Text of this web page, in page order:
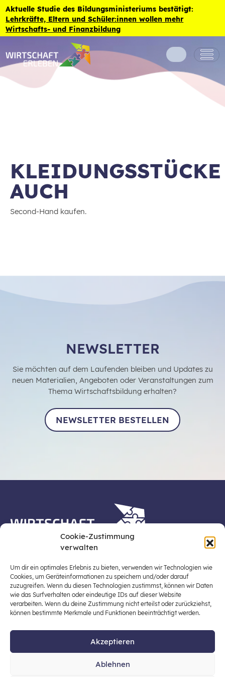
Cookie-Zustimmung
verwalten
Um dir ein optimales Erlebnis zu bieten, verwenden wir Technologien wie
Cookies, um Geräteinformationen zu speichern und/oder darauf
zuzugreifen. Wenn du diesen Technologien zustimmst, können wir Daten
wie das Surfverhalten oder eindeutige IDs auf dieser Website
verarbeiten. Wenn du deine Zustimmung nicht erteilst oder zurückziehst,
können bestimmte Merkmale und Funktionen beeinträchtigt werden.
Akzeptieren
Ablehnen
Zum Inhalt der Seite springen
Aktuelle Studie des Bildungsministeriums bestätigt:
Lehrkräfte, Eltern und Schüler:innen wollen mehr
Wirtschafts- und Finanzbildung
KLEIDUNGSSTÜCKE
AUCH
Second-Hand kaufen.
NEWSLETTER
Sie möchten auf dem Laufenden bleiben und Updates zu
neuen Materialien, Angeboten oder Veranstaltungen zum
Thema Wirtschaftsbildung erhalten?
NEWSLETTER BESTELLEN
Stiftung für Wirtschaftsbildung, Österreichs zentraler
Plattform für die Stärkung und Verbreiterung einer
lebensweltbezogenen und verantwortungsvollen
Wirtschaftsbildung in der schulischen Allgemeinbildung
(Fokus: Sekundarstufe I).
© 2026 Stiftung für Wirtschaftsbildung